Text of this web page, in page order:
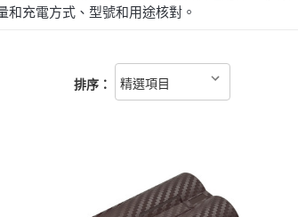
和充電方式、型號和用途核對。
排序：